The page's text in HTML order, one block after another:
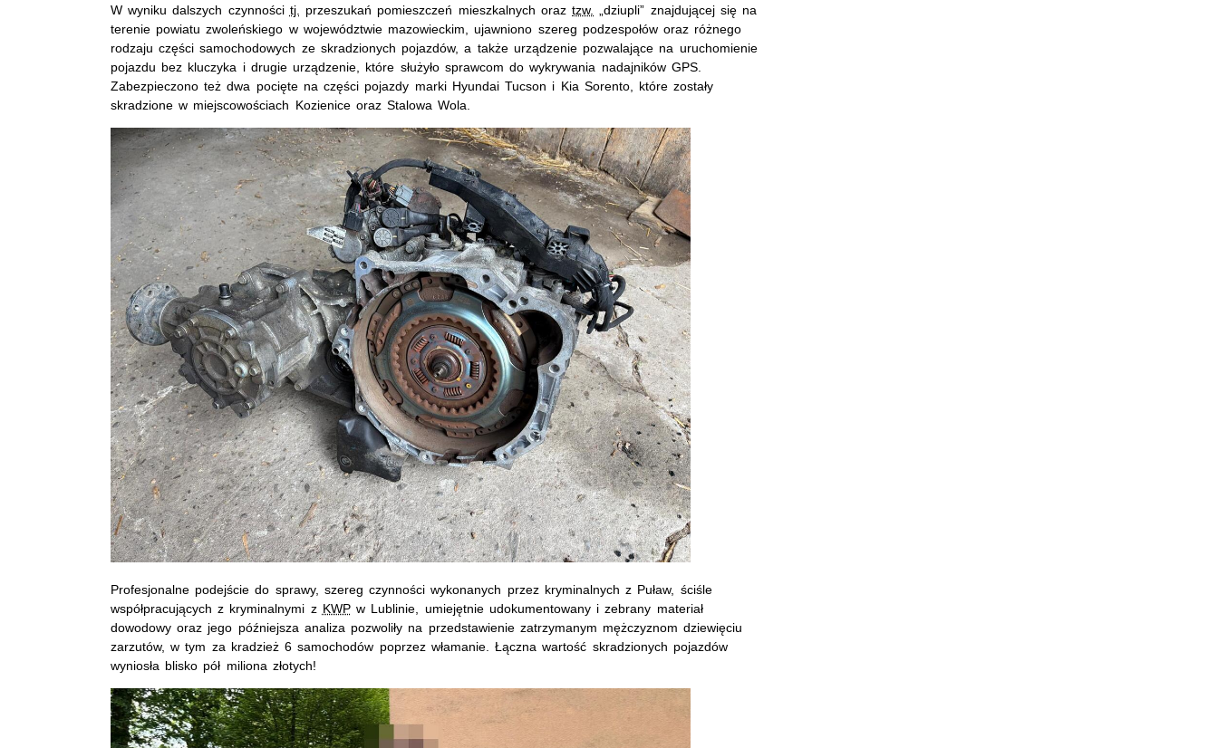
W wyniku dalszych czynności tj. przeszukań pomieszczeń mieszkalnych oraztzw.
„dziupli” znajdującej się na
terenie powiatu zwoleńskiego w województwie mazowieckim, ujawniono szereg podzespołów oraz różnego
rodzaju części samochodowych ze skradzionych pojazdów, a także urządzenie pozwalające na uruchomienie
pojazdu bez kluczyka i drugie urządzenie, które służyło sprawcom do wykrywania nadajników GPS.
Zabezpieczono też dwa pocięte na części pojazdy marki Hyundai Tucson i Kia Sorento, które zostały
skradzione w miejscowościach Kozienice oraz Stalowa Wola.
Profesjonalne podejście do sprawy, szereg czynności wykonanych przez kryminalnych z Puław, ściśle
współpracujących z kryminalnymi z KWPw Lublinie, umiejętnie udokumentowany i zebrany materiał
dowodowy oraz jego późniejsza analiza pozwoliły na przedstawienie zatrzymanym mężczyznom dziewięciu
zarzutów, w tym za kradzież 6 samochodów poprzez włamanie. Łączna wartość skradzionych pojazdów
wyniosła blisko pół miliona złotych!